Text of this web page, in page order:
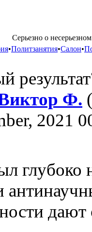
Серьезно о
•Политзанятия•Салон•
Ф.
2021
глубоко
дают